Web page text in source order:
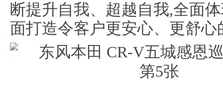
断提升自我、超越自我,全面
面打造令客户更安心、更舒心